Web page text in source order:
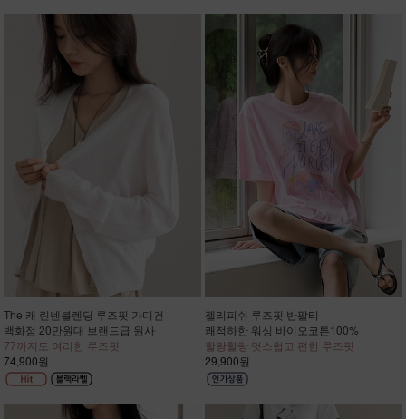
The 캐 린넨블렌딩 루즈핏 가디건
백화점 20만원대 브랜드급 원사
77까지도 여리한 루즈핏
74,900원
젤리피쉬 루즈핏 반팔티
쾌적하한 워싱 바이오코튼100%
할랑할랑 멋스럽고 편한 루즈핏
29,900원